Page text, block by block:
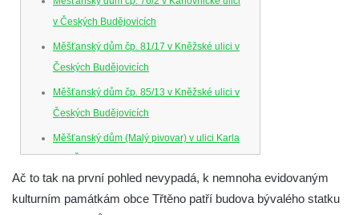
v Českých Budějovicích
Měšťanský dům čp. 81/17 v Kněžské ulici v
Českých Budějovicích
Měšťanský dům čp. 85/13 v Kněžské ulici v
Českých Budějovicích
Měšťanský dům (Malý pivovar) v ulici Karla
IV. v Českých Budějovicích
Dům U Ferusů na Senovážném náměstí v
Českých Budějovicích
Ač to tak na první pohled nevypadá, k nemnoha evidovaným
kulturním památkám obce Třtěno patří budova bývalého statku